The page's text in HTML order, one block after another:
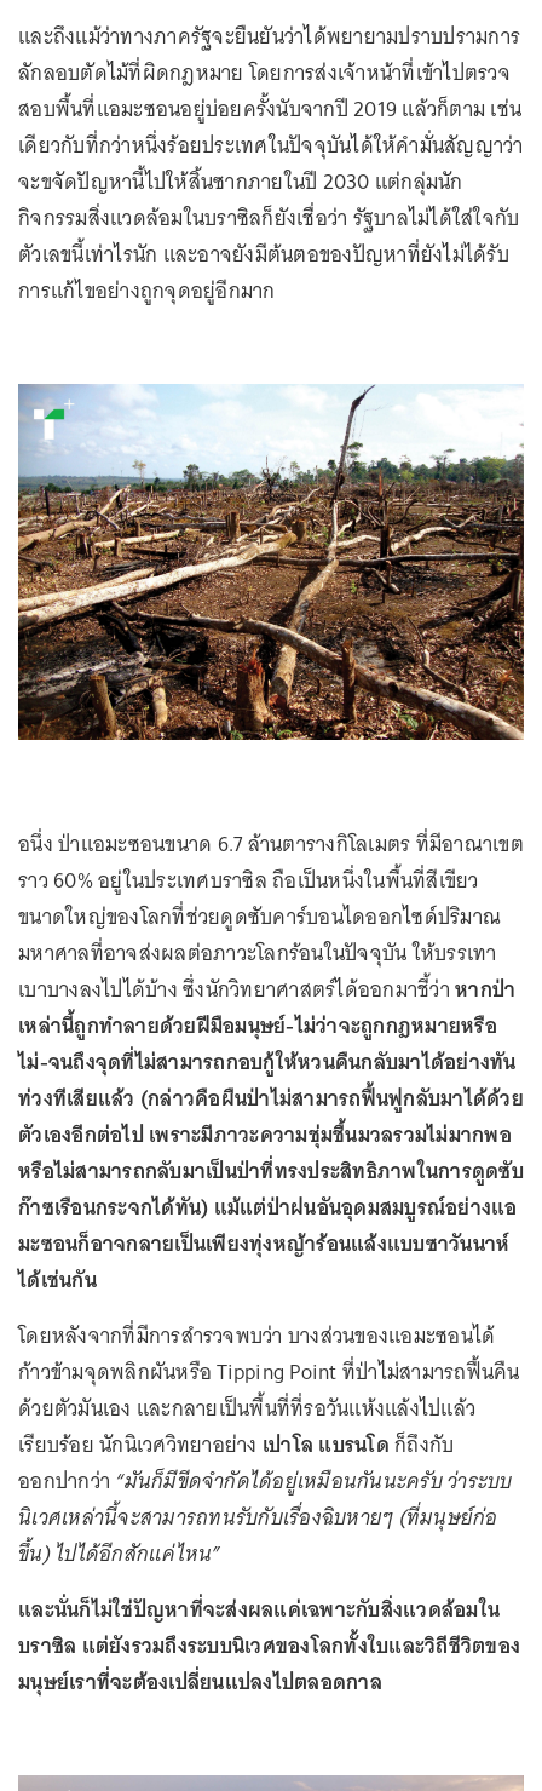
และถึงแม้ว่าทางภาครัฐจะยืนยันว่าได้พยายามปราบปรามการ
ลักลอบตัดไม้ที่ผิดกฎหมาย โดยการส่งเจ้าหน้าที่เข้าไปตรวจ
สอบพื้นที่แอมะซอนอยู่บ่อยครั้งนับจากปี 2019 แล้วก็ตาม เช่น
เดียวกับที่กว่าหนึ่งร้อยประเทศในปัจจุบันได้ให้คำมั่นสัญญาว่า
จะขจัดปัญหานี้ไปให้สิ้นซากภายในปี 2030 แต่กลุ่มนัก
กิจกรรมสิ่งแวดล้อมในบราซิลก็ยังเชื่อว่า รัฐบาลไม่ได้ใส่ใจกับ
ตัวเลขนี้เท่าไรนัก และอาจยังมีต้นตอของปัญหาที่ยังไม่ได้รับ
การแก้ไขอย่างถูกจุดอยู่อีกมาก
อนึ่ง ป่าแอมะซอนขนาด 6.7 ล้านตารางกิโลเมตร ที่มีอาณาเขต
ราว 60% อยู่ในประเทศบราซิล ถือเป็นหนึ่งในพื้นที่สีเขียว
ขนาดใหญ่ของโลกที่ช่วยดูดซับคาร์บอนไดออกไซด์ปริมาณ
มหาศาลที่อาจส่งผลต่อภาวะโลกร้อนในปัจจุบัน ให้บรรเทา
เบาบางลงไปได้บ้าง ซึ่งนักวิทยาศาสตร์ได้ออกมาชี้ว่าหากป่า
เหล่านี้ถูกทำลายด้วยฝีมือมนุษย์-ไม่ว่าจะถูกกฎหมายหรือ
ไม่-จนถึงจุดที่ไม่สามารถกอบกู้ให้หวนคืนกลับมาได้อย่างทัน
ท่วงทีเสียแล้ว (กล่าวคือผืนป่าไม่สามารถฟื้นฟูกลับมาได้ด้วย
ตัวเองอีกต่อไป เพราะมีภาวะความชุ่มชื้นมวลรวมไม่มากพอ
หรือไม่สามารถกลับมาเป็นป่าที่ทรงประสิทธิภาพในการดูดซับ
ก๊าซเรือนกระจกได้ทัน) แม้แต่ป่าฝนอันอุดมสมบูรณ์อย่างแอ
มะซอนก็อาจกลายเป็นเพียงทุ่งหญ้าร้อนแล้งแบบซาวันนาห์
ได้เช่นกัน
โดยหลังจากที่มีการสำรวจพบว่า บางส่วนของแอมะซอนได้
ก้าวข้ามจุดพลิกผันหรือ Tipping Point ที่ป่าไม่สามารถฟื้นคืน
ด้วยตัวมันเอง และกลายเป็นพื้นที่ที่รอวันแห้งแล้งไปแล้ว
เรียบร้อย นักนิเวศวิทยาอย่าง เปาโล แบรนโดก็ถึงกับ
ออกปากว่า “มันก็มีขีดจำกัดได้อยู่เหมือนกันนะครับ ว่าระบบ
นิเวศเหล่านี้จะสามารถทนรับกับเรื่องฉิบหายๆ (ที่มนุษย์ก่อ
ขึ้น) ไปได้อีกสักแค่ไหน”
และนั่นก็ไม่ใช่ปัญหาที่จะส่งผลแค่เฉพาะกับสิ่งแวดล้อมใน
บราซิล แต่ยังรวมถึงระบบนิเวศของโลกทั้งใบและวิถีชีวิตของ
มนุษย์เราที่จะต้องเปลี่ยนแปลงไปตลอดกาล